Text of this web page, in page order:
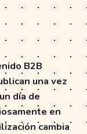
B2B
una vez
día de
en
cambia